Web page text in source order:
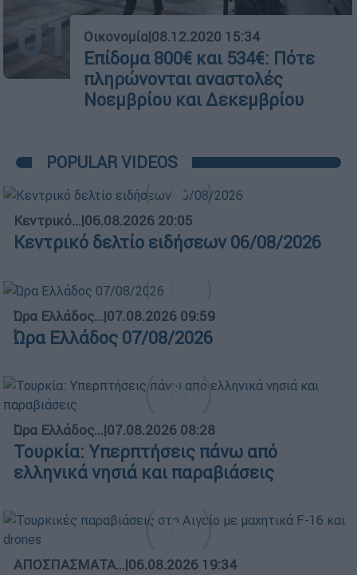
01 Οικονομία|08.12.2020 15:34
Επίδομα 800€ και 534€: Πότε
πληρώνονται αναστολές
Νοεμβρίου και Δεκεμβρίου
POPULAR VIDEOS
Κεντρικό...|06.08.2026 20:05
Κεντρικό δελτίο ειδήσεων 06/08/2026
Ώρα Ελλάδος...|07.08.2026 09:59
Ώρα Ελλάδος 07/08/2026
Ώρα Ελλάδος...|07.08.2026 08:28
Τουρκία: Υπερπτήσεις πάνω από
ελληνικά νησιά και παραβιάσεις
ΑΠΟΣΠΑΣΜΑΤΑ...|06.08.2026 19:34